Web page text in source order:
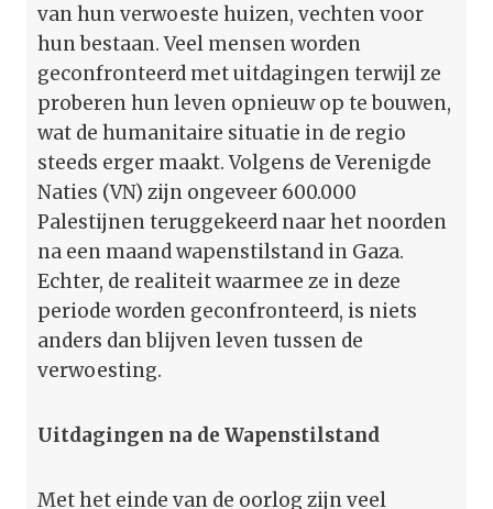
van hun verwoeste huizen, vechten voor
hun bestaan. Veel mensen worden
geconfronteerd met uitdagingen terwijl ze
proberen hun leven opnieuw op te bouwen,
wat de humanitaire situatie in de regio
steeds erger maakt. Volgens de Verenigde
Naties (VN) zijn ongeveer 600.000
Palestijnen teruggekeerd naar het noorden
na een maand wapenstilstand in Gaza.
Echter, de realiteit waarmee ze in deze
periode worden geconfronteerd, is niets
anders dan blijven leven tussen de
verwoesting.
Uitdagingen na de Wapenstilstand
Met het einde van de oorlog zijn veel